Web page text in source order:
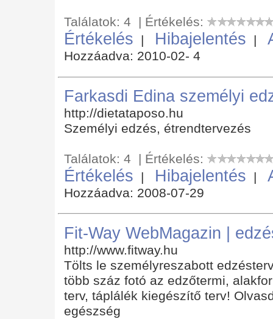
Találatok: 4 | Értékelés:
Értékelés | Hibajelentés |
Hozzáadva: 2010-02- 4
Farkasdi Edina személyi
http://dietataposo.hu
Személyi edzés, étrendtervezés
Találatok: 4 | Értékelés:
Értékelés | Hibajelentés |
Hozzáadva: 2008-07-29
Fit-Way WebMagazin |
http://www.fitway.hu
Tölts le személyreszabott
több száz fotó az edzőtermi,
terv, táplálék kiegészítő terv!
egészség